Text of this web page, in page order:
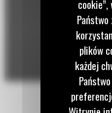
cookie”,
Państwo
plików
każdej